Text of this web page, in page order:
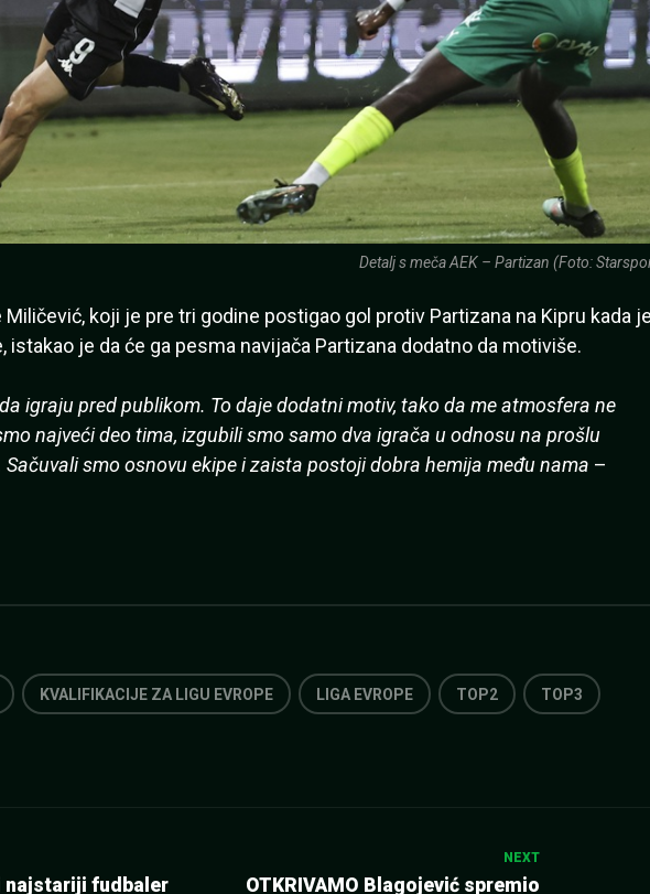
Detalj s meča AEK – Partizan (Foto:
Miličević, koji je pre tri godine postigao gol protiv Partizana na Kipru kada
istakao je da će ga pesma navijača Partizana dodatno da motiviše.
igraju pred publikom. To daje dodatni motiv, tako da me atmosfera ne
najveći deo tima, izgubili smo samo dva igrača u odnosu na prošlu
smo osnovu ekipe i zaista postoji dobra hemija među nama –
KVALIFIKACIJE ZA LIGU EVROPE LIGA EVROPE TOP2 TOP3
najstariji fudbaler
NEXT
OTKRIVAMO Blagojević spremio